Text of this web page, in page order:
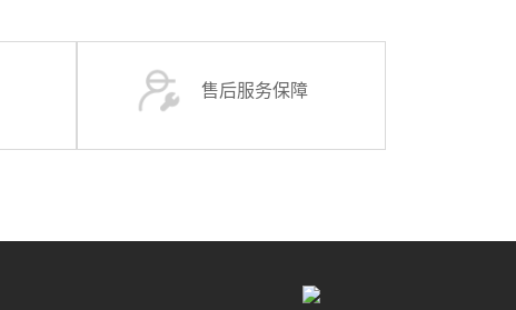
售后服务保障